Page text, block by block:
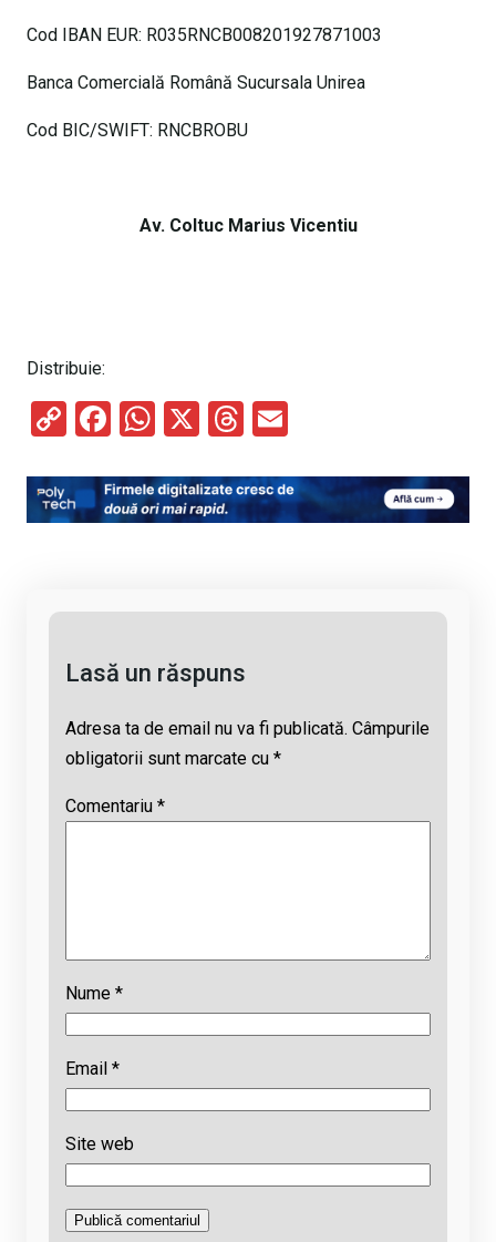
Cod IBAN EUR: R035RNCB008201927871003
Banca Comercială Română Sucursala Unirea
Cod BIC/SWIFT: RNCBROBU
Av. Coltuc Marius Vicentiu
Distribuie:
C
py
Li
F
ce
b
W
at
s
X
T
e
a
ail
Lasă un răspuns
Adresa ta de email nu va fi publicată. Câmpurile
obligatorii sunt marcate cu *
Comentariu *
Nume *
Email *
Site web